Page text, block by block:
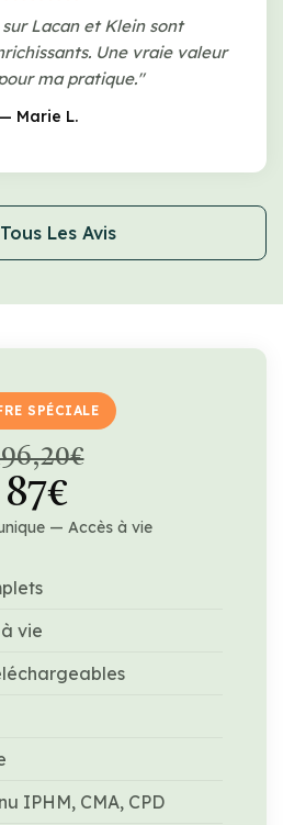
Lacan et Klein sont
Une vraie valeur
ma pratique."
— Marie L.
Les Avis
SPÉCIALE
87€
— Accès à vie
vie
IPHM, CMA, CPD